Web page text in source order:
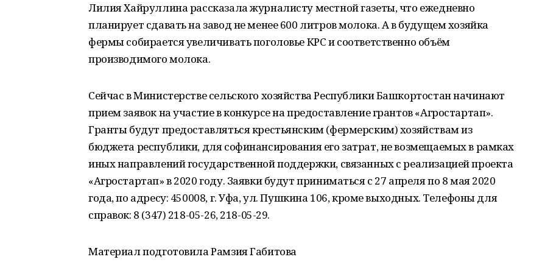
Лилия Хайруллина рассказала журналисту местной газеты, что ежедневно
планирует сдавать на завод не менее 600 литров молока. А в будущем хозяйка
фермы собирается увеличивать поголовье КРС и соответственно объём
производимого молока.
Сейчас в Министерстве сельского хозяйства Республики Башкортостан начинают
прием заявок на участие в конкурсе на предоставление грантов «Агростартап».
Гранты будут предоставляться крестьянским (фермерским) хозяйствам из
бюджета республики, для софинансирования его затрат, не возмещаемых в рамках
иных направлений государственной поддержки, связанных с реализацией проекта
«Агростартап» в 2020 году. Заявки будут приниматься с 27 апреля по 8 мая 2020
года, по адресу: 450008, г. Уфа, ул. Пушкина 106, кроме выходных. Телефоны для
справок: 8 (347) 218-05-26, 218-05-29.
Материал подготовила Рамзия Габитова